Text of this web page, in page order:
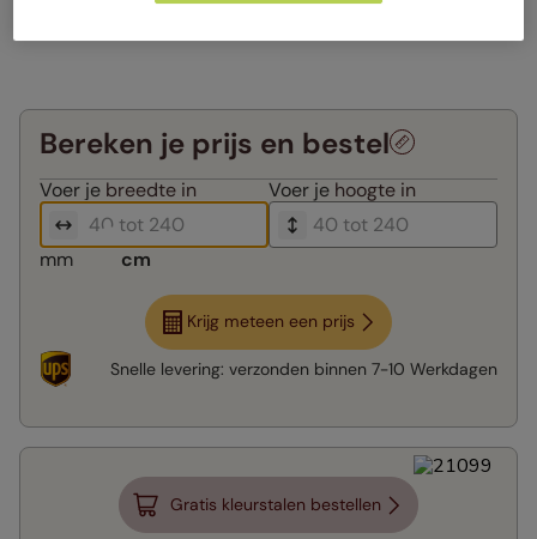
Bereken je prijs en bestel
Voer je breedte in Voer je hoogte in
mm cm
Krijg meteen een prijs
Snelle levering: verzonden binnen 7-10 Werkdagen
Gratis kleurstalen bestellen